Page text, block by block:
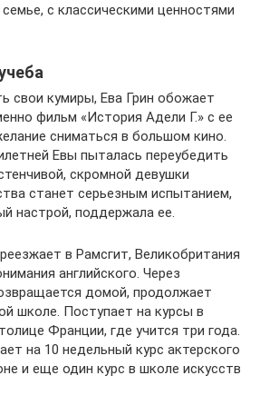
с классическими ценностями
свои кумиры, Ева Грин обожает
фильм «История Адели Г.» с ее
сниматься в большом кино.
Евы пыталась переубедить
скромной девушки
станет серьезным испытанием,
настрой, поддержала ее.
в Рамсгит, Великобритания
английского. Через
домой, продолжает
школе. Поступает на курсы в
Франции, где учится три года.
на 10 недельный курс актерского
и еще один курс в школе искусств